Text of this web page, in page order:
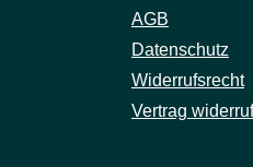
AGB
Datenschutz
Widerrufsrecht
Vertrag